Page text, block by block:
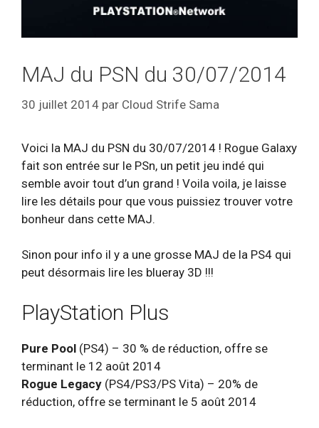
MAJ du PSN du 30/07/2014
30 juillet 2014 par Cloud Strife Sama
Voici la MAJ du PSN du 30/07/2014 ! Rogue Galaxy
fait son entrée sur le PSn, un petit jeu indé qui
semble avoir tout d’un grand ! Voila voila, je laisse
lire les détails pour que vous puissiez trouver votre
bonheur dans cette MAJ.
Sinon pour info il y a une grosse MAJ de la PS4 qui
peut désormais lire les blueray 3D !!!
PlayStation Plus
Pure Pool (PS4) – 30 % de réduction, offre se
terminant le 12 août 2014
Rogue Legacy (PS4/PS3/PS Vita) – 20% de
réduction, offre se terminant le 5 août 2014